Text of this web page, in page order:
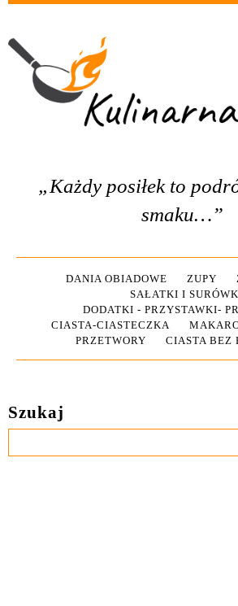
„Każdy posiłek to
smaku…”
DANIA OBIADOWE ZUPY
SAŁATKI I
DODATKI - PRZYSTAWKI-
CIASTA-CIASTECZKA
PRZETWORY
CIASTA BEZ
Szukaj